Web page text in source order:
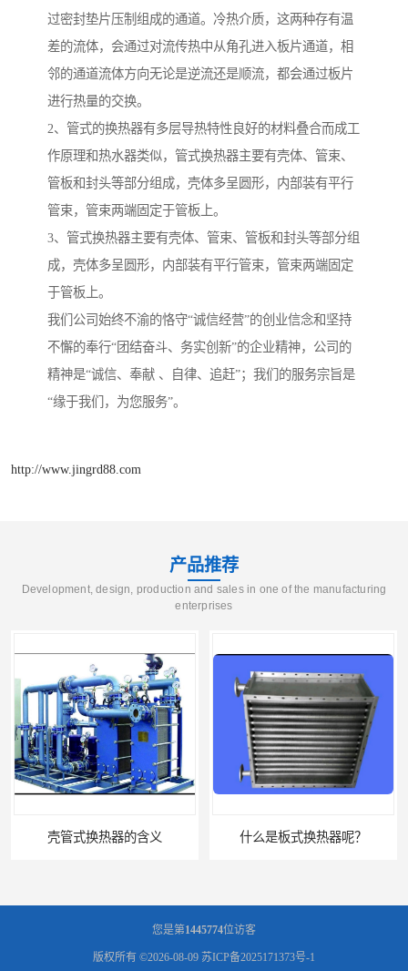
过密封垫片压制组成的通道。冷热介质，这两种存有温
差的流体，会通过对流传热中从角孔进入板片通道，相
邻的通道流体方向无论是逆流还是顺流，都会通过板片
进行热量的交换。
2、管式的换热器有多层导热特性良好的材料叠合而成工
作原理和热水器类似，管式换热器主要有壳体、管束、
管板和封头等部分组成，壳体多呈圆形，内部装有平行
管束，管束两端固定于管板上。
3、管式换热器主要有壳体、管束、管板和封头等部分组
成，壳体多呈圆形，内部装有平行管束，管束两端固定
于管板上。
我们公司始终不渝的恪守“诚信经营”的创业信念和坚持
不懈的奉行“团结奋斗、务实创新”的企业精神，公司的
精神是“诚信、奉献 、自律、追赶”；我们的服务宗旨是
“缘于我们，为您服务”。
http://www.jingrd88.com
产品推荐
Development, design, production and sales in one of the manufacturing
enterprises
壳管式换热器的含义 什么是板式换热器呢？
您是第1445774位访客
版权所有 ©2026-08-09 苏ICP备2025171373号-1